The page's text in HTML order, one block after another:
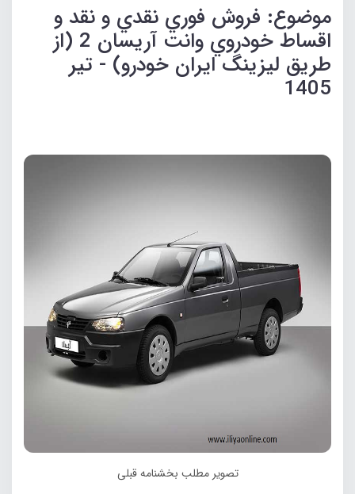
موضوع: فروش فوري نقدي و نقد و
اقساط خودروي وانت آريسان 2 (از
طريق ليزينگ ايران خودرو) - تیر
1405
تصویر مطلب بخشنامه قبلی